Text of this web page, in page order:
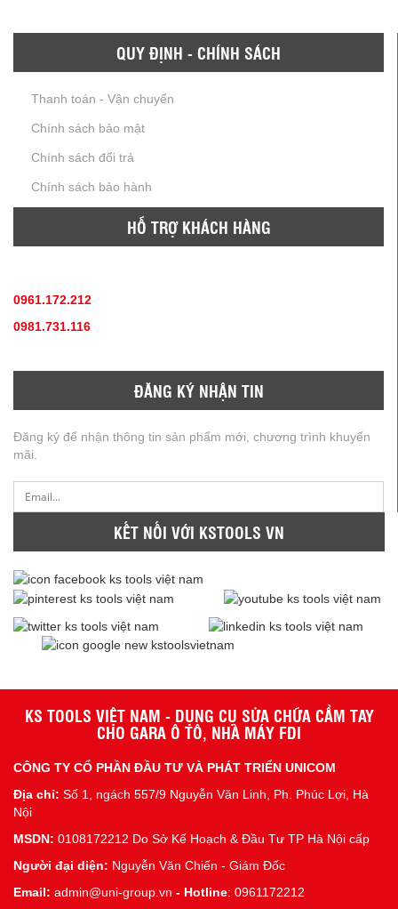
QUY ĐỊNH - CHÍNH SÁCH
Thanh toán - Vận chuyển
Chính sách bảo mật
Chính sách đổi trả
Chính sách bảo hành
HỖ TRỢ KHÁCH HÀNG
0961.172.212
0981.731.116
ĐĂNG KÝ NHẬN TIN
Đăng ký để nhận thông tin sản phẩm mới, chương trình khuyến
mãi.
KẾT NỐI VỚI KSTOOLS VN
KS TOOLS VIỆT NAM - DỤNG CỤ SỬA CHỮA CẦM TAY
CHO GARA Ô TÔ, NHÀ MÁY FDI
CÔNG TY CỔ PHẦN ĐẦU TƯ VÀ PHÁT TRIỂN UNICOM
Địa chỉ: Số 1, ngách 557/9 Nguyễn Văn Linh, Ph. Phúc Lợi, Hà
Nội
MSDN: 0108172212 Do Sở Kế Hoạch & Đầu Tư TP Hà Nội cấp
Người đại diện: Nguyễn Văn Chiến - Giám Đốc
Email: admin@uni-group.vn - Hotline: 0961172212